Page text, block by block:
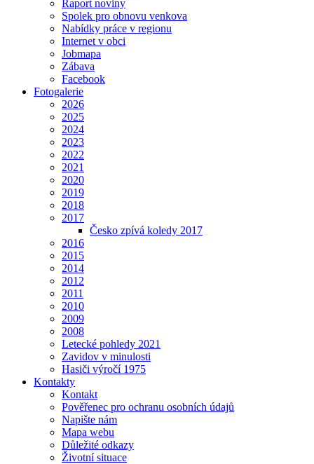
Raport noviny
Spolek pro obnovu venkova
Nabídky práce v regionu
Internet v obci
Jobmapa
Zábava
Facebook
Fotogalerie
2026
2025
2024
2023
2022
2021
2020
2019
2018
2017
Česko zpívá koledy 2017
2016
2015
2014
2012
2011
2010
2009
2008
Letecké pohledy 2021
Zavidov v minulosti
Hasiči výročí 1975
Kontakty
Kontakt
Pověřenec pro ochranu osobních údajů
Napište nám
Mapa webu
Důležité odkazy
Životní situace